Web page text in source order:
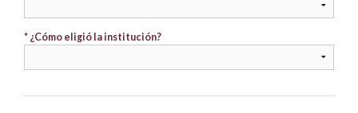
* ¿Cómo eligió la institución?